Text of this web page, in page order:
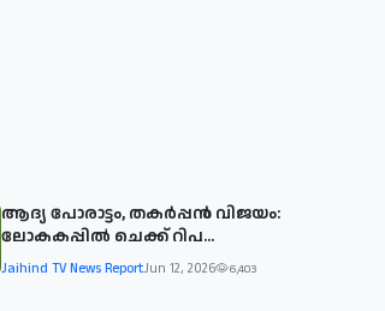
ആദ്യ പോരാട്ടം, തകർപ്പൻ വിജയം:
ലോകകപ്പിൽ ചെക്ക് റിപ...
Jaihind TV News ReportJun 12, 2026 6,403